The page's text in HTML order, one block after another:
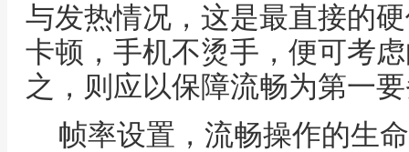
与发热情况，这是最直接的
卡顿，手机不烫手，便可考
之，则应以保障流畅为第一
帧率设置，流畅操作的生